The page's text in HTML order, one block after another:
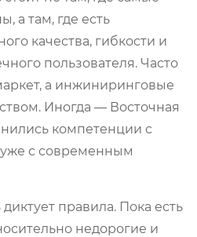
а там, где есть
качества, гибкости и
пользователя. Часто
а инжиниринговые
Иногда — Восточная
компетенции с
с современным
правила. Пока есть
недорогие и